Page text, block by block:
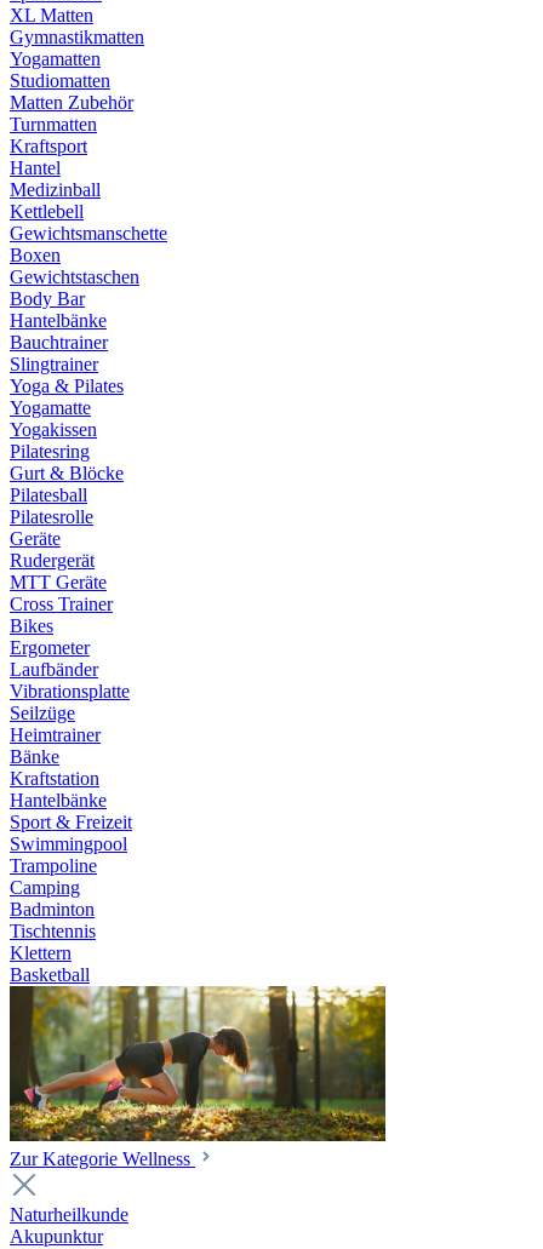
XL Matten
Gymnastikmatten
Yogamatten
Studiomatten
Matten Zubehör
Turnmatten
Kraftsport
Hantel
Medizinball
Kettlebell
Gewichtsmanschette
Boxen
Gewichtstaschen
Body Bar
Hantelbänke
Bauchtrainer
Slingtrainer
Yoga & Pilates
Yogamatte
Yogakissen
Pilatesring
Gurt & Blöcke
Pilatesball
Pilatesrolle
Geräte
Rudergerät
MTT Geräte
Cross Trainer
Bikes
Ergometer
Laufbänder
Vibrationsplatte
Seilzüge
Heimtrainer
Bänke
Kraftstation
Hantelbänke
Sport & Freizeit
Swimmingpool
Trampoline
Camping
Badminton
Tischtennis
Klettern
Basketball
Zur Kategorie Wellness
Naturheilkunde
Akupunktur